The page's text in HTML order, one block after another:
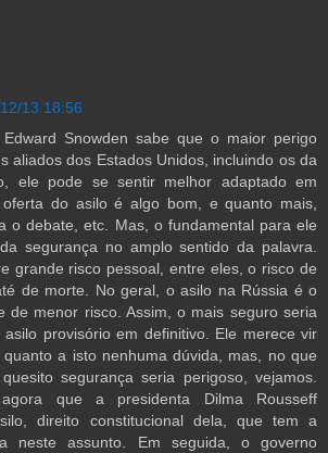
13 18:56
Snowden sabe que o maior perigo
aliados dos Estados Unidos, incluindo os da
ele pode se sentir melhor adaptado em
do asilo é algo bom, e quanto mais,
o debate, etc. Mas, o fundamental para ele
segurança no amplo sentido da palavra.
grande risco pessoal, entre eles, o risco de
de morte. No geral, o asilo na Rússia é o
de menor risco. Assim, o mais seguro seria
provisório em definitivo. Ele merece vir
a isto nenhuma dúvida, mas, no que
segurança seria perigoso, vejamos.
agora que a presidenta Dilma Rousseff
direito constitucional dela, que tem a
neste assunto. Em seguida, o governo